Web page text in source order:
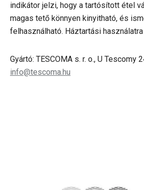
indikátor jelzi, hogy a tartósított étel
magas tető könnyen kinyitható, és
felhasználható. Háztartási használatra
Gyártó: TESCOMA s. r. o., U Tescomy
info@tescoma.hu